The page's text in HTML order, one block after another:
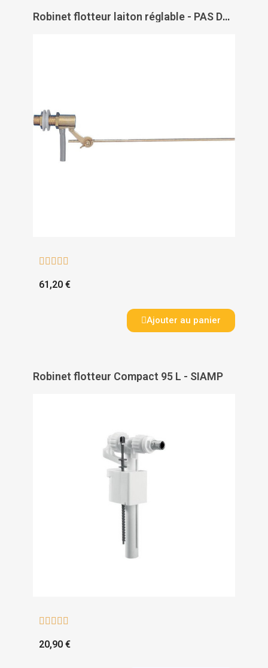
Robinet flotteur laiton réglable - PAS DE MARQUE
    
61,20 €
Ajouter au panier
Robinet flotteur Compact 95 L - SIAMP
    
20,90 €